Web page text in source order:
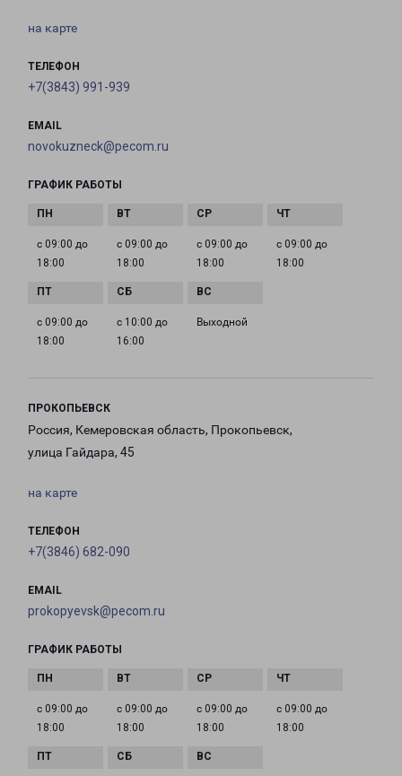
на карте
ТЕЛЕФОН
+7(3843) 991-939
EMAIL
novokuzneck@pecom.ru
ГРАФИК РАБОТЫ
с 09:00 до
18:00
с 09:00 до
18:00
с 09:00 до
18:00
с 09:00 до
18:00
с 09:00 до
18:00
с 10:00 до
16:00
Выходной
ПРОКОПЬЕВСК
Россия, Кемеровская область, Прокопьевск,
улица Гайдара, 45
на карте
ТЕЛЕФОН
+7(3846) 682-090
EMAIL
prokopyevsk@pecom.ru
ГРАФИК РАБОТЫ
с 09:00 до
18:00
с 09:00 до
18:00
с 09:00 до
18:00
с 09:00 до
18:00